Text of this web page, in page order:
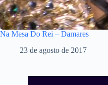
Na Mesa Do Rei – Damares
23 de agosto de 2017